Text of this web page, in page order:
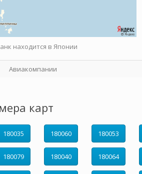
находится в Японии
Авиакомпании
карт
180035 180060 180053
180079 180040 180064